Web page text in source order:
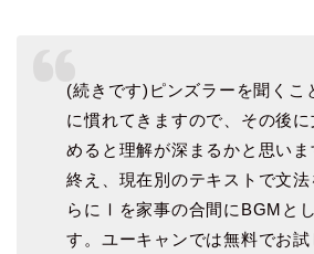
(続きです)ピンズラーを聞くこ
に慣れてきますので、その後
めると理解が深まるかと思い
終え、現在別のテキストで文法
らにⅠを家事の合間にBGMと
す。ユーキャンでは無料でお